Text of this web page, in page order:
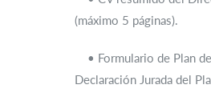
(máximo 5 páginas).
• Formulario de Plan
Declaración Jurada del